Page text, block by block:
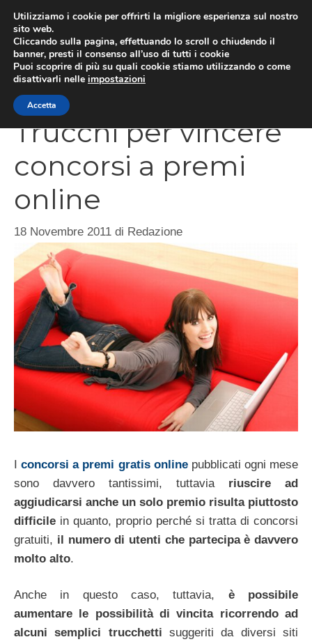
contenuto
Trucchi per vincere
concorsi a premi
online
18 Novembre 2011 di Redazione
Iconcorsi a premi gratis onlinepubblicati ogni mese
sono davvero tantissimi, tuttavia riuscire ad
aggiudicarsi anche un solo premio risulta piuttosto
difficile in quanto, proprio perché si tratta di concorsi
gratuiti, il numero di utenti che partecipa è davvero
molto alto.
Anche in questo caso, tuttavia, è possibile
aumentare le possibilità di vincita ricorrendo ad
alcuni semplici trucchetti suggeriti da diversi siti
Utilizziamo i cookie per offrirti la migliore esperienza sul nostro
sito web.
Cliccando sulla pagina, effettuando lo scroll o chiudendo il
banner, presti il consenso all’uso di tutti i cookie
Puoi scoprire di più su quali cookie stiamo utilizzando o come
disattivarli nelle impostazioni
Accetta